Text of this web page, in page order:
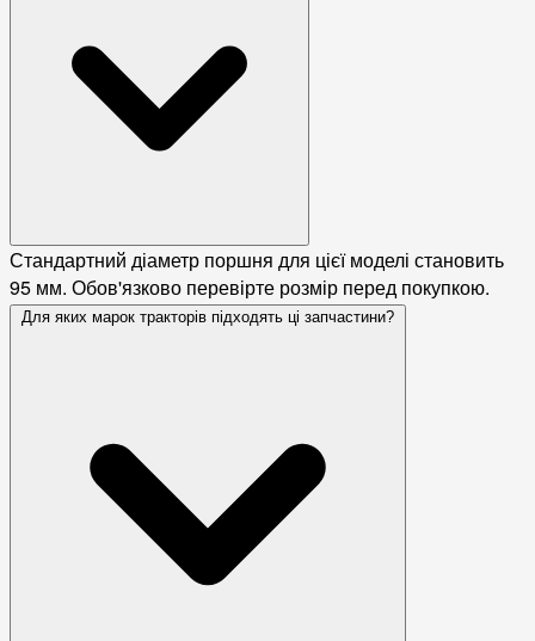
Стандартний діаметр поршня для цієї моделі становить
95 мм. Обов'язково перевірте розмір перед покупкою.
Для яких марок тракторів підходять ці запчастини?